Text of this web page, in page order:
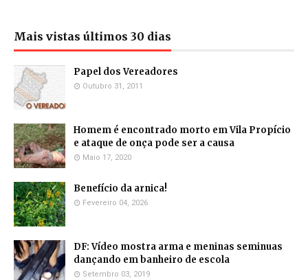
Mais vistas últimos 30 dias
Papel dos Vereadores
Outubro 31, 2011
Homem é encontrado morto em Vila Propício
e ataque de onça pode ser a causa
Maio 17, 2020
Benefício da arnica!
Fevereiro 04, 2026
DF: Vídeo mostra arma e meninas seminuas
dançando em banheiro de escola
Setembro 03, 2019